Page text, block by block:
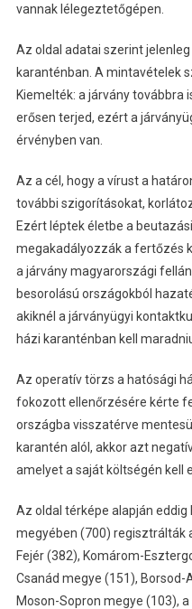
vannak lélegeztetőgépen.
Az oldal adatai szerint
karanténban. A mintavételek
Kiemelték: a járvány továbbra
erősen terjed, ezért a
érvényben van.
Az a cél, hogy a vírust a
további szigorításokat,
Ezért léptek életbe a
megakadályozzák a fertőzés
a járvány magyarországi
besorolású országokból
akiknél a járványügyi
házi karanténban kell
Az operatív törzs a hatósági
fokozott ellenőrzésére kérte
országba visszatérve
karantén alól, akkor azt
amelyet a saját költségén kell
Az oldal térképe alapján
megyében (700) regisztrálták
Fejér (382), Komárom-
Csanád megye (151),
Moson-Sopron megye (103),